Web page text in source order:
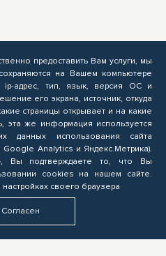
предоставить Вам услуги, мы
на Вашем компьютере
ip-адрес, тип, язык, версия ОС и
его экрана, источник, откуда
страницы открывает и на какие
эта же информация используется
данных использования сайта
Google Analytics и Яндекс.Метрика).
Вы подтверждаете то, что Вы
cookies на нашем сайте.
своего браузера
Согласен